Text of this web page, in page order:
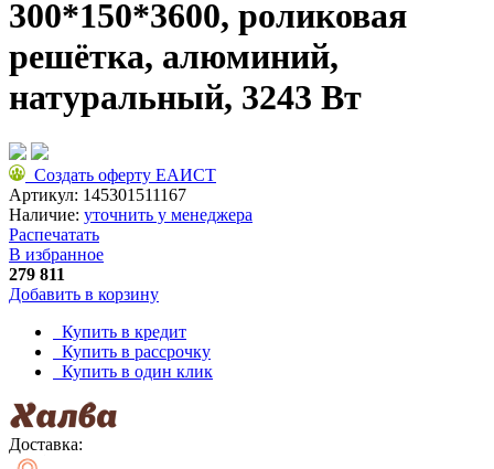
300*150*3600, роликовая
решётка, алюминий,
натуральный, 3243 Вт
Создать оферту ЕАИСТ
Артикул: 145301511167
Наличие: уточнить у менеджера
Распечатать
В избранное
279 811
Добавить в корзину
Купить в кредит
Купить в рассрочку
Купить в один клик
Доставка: